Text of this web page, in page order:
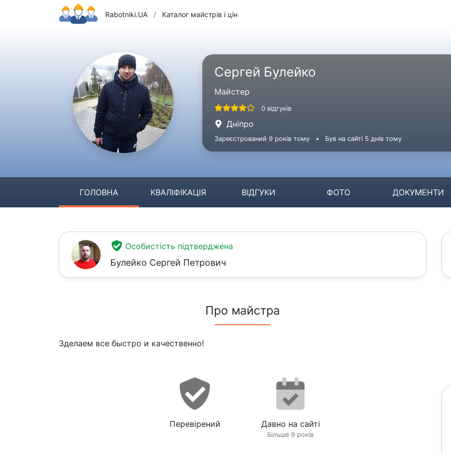
Rabotniki.UA / Каталог майстрів і цін
Сергей Булейко
Майстер
0 відгуків
Дніпро
Зареєстрований 9 років тому • Був на сайті 5 днів тому
ГОЛОВНА КВАЛІФІКАЦІЯ ВІДГУКИ ФОТО ДОКУМЕНТИ
Особистість підтверджена
Булейко Сергей Петрович
Про майстра
Зделаем все быстро и качественно!
Перевірений Давно на сайті
Більше 9 років